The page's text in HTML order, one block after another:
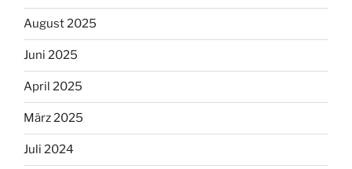
August 2025
Juni 2025
April 2025
März 2025
Juli 2024